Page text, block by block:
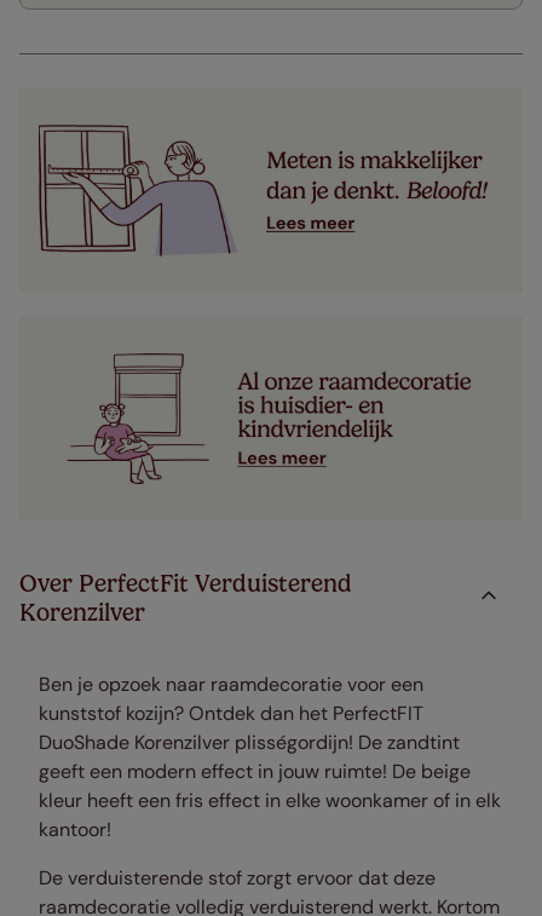
Over PerfectFit Verduisterend
Korenzilver
Ben je opzoek naar raamdecoratie voor een
kunststof kozijn? Ontdek dan het PerfectFIT
DuoShade Korenzilver plisségordijn! De zandtint
geeft een modern effect in jouw ruimte! De beige
kleur heeft een fris effect in elke woonkamer of in elk
kantoor!
De verduisterende stof zorgt ervoor dat deze
raamdecoratie volledig verduisterend werkt. Kortom